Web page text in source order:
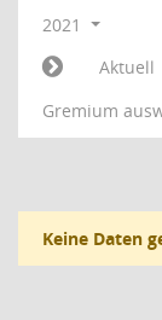
2021
Aktuell
Gremium
Keine Daten